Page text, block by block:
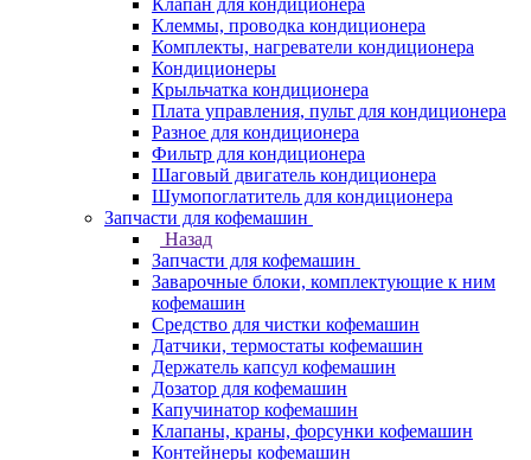
Клапан для кондиционера
Клеммы, проводка кондиционера
Комплекты, нагреватели кондиционера
Кондиционеры
Крыльчатка кондиционера
Плата управления, пульт для кондиционера
Разное для кондиционера
Фильтр для кондиционера
Шаговый двигатель кондиционера
Шумопоглатитель для кондиционера
Запчасти для кофемашин
Назад
Запчасти для кофемашин
Заварочные блоки, комплектующие к ним
кофемашин
Средство для чистки кофемашин
Датчики, термостаты кофемашин
Держатель капсул кофемашин
Дозатор для кофемашин
Капучинатор кофемашин
Клапаны, краны, форсунки кофемашин
Контейнеры кофемашин